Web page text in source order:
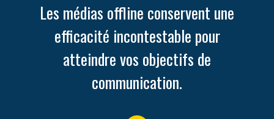
Les médias offline conservent une
efficacité incontestable pour
atteindre vos objectifs de
communication.